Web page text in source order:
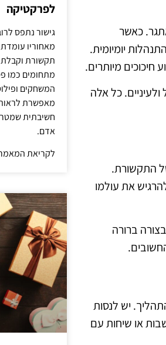
כאשר
יומיומית.
מיותרים.
כל אלה
התקשורת.
את עולמו
ברורה
יש לנסות
או שיחות עם
לפרקטיקה
גישור נתפס
מאחוריו
תקשורת וקבלת
מתחומים כמו
המשחקים
מאפשרת
חשיבתית
אדם.
לקריאת